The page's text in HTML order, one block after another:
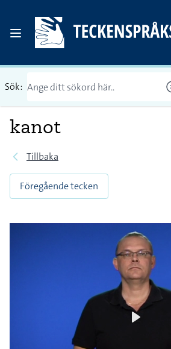
Sök:
kanot
Tillbaka
Föregående tecken